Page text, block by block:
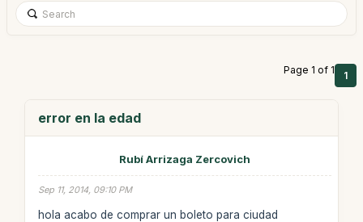
Page 1 of 1 1
error en la edad
Rubí Arrizaga Zercovich
Sep 11, 2014, 09:10 PM
hola acabo de comprar un boleto para ciudad